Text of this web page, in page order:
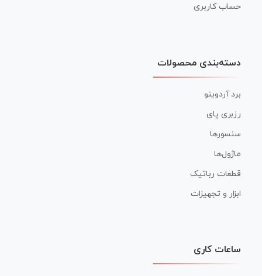
حساب کاربری
دسته‌بندی محصولات
برد آردوینو
رزبری پای
سنسورها
ماژول‌ها
قطعات رباتیک
ابزار و تجهیزات
ساعات کاری